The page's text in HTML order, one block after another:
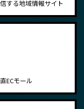
する地域情報サイト
ECモール